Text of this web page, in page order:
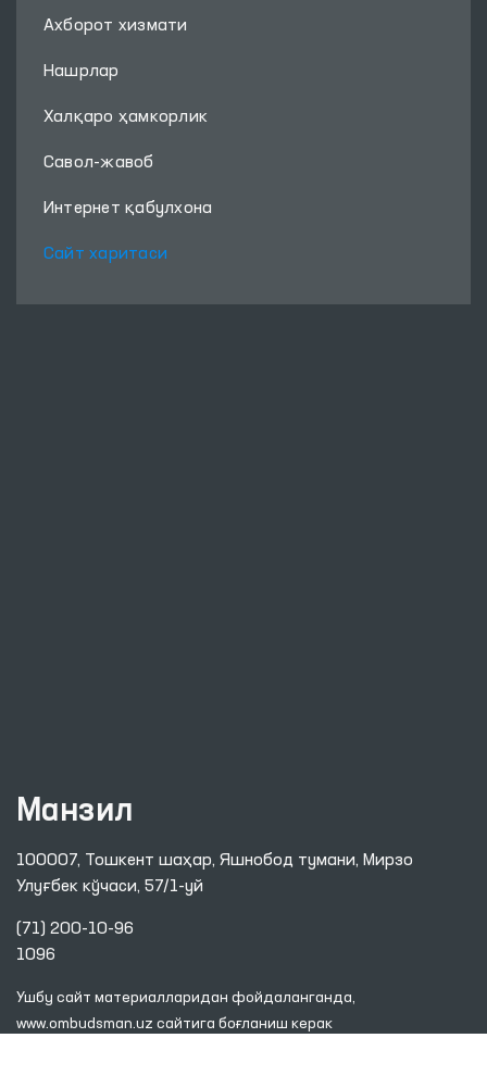
Ахборот хизмати
Нашрлар
Халқаро ҳамкорлик
Савол-жавоб
Интернет қабулхона
Сайт харитаси
Манзил
100007, Тошкент шаҳар, Яшнобод тумани, Мирзо
Улуғбек кўчаси, 57/1-уй
(71) 200-10-96
1096
Ушбу сайт материалларидан фойдаланганда,
www.ombudsman.uz сайтига боғланиш керак